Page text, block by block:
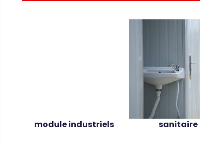
module industriels sanitaire